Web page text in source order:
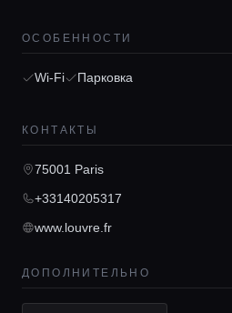
Локации
Консьерж
Lifestyle
ОСОБЕННОСТИ
Wi-Fi Парковка
КОНТАКТЫ
75001 Paris
+33140205317
www.louvre.fr
ДОПОЛНИТЕЛЬНО